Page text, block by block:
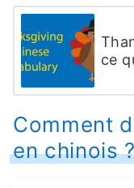
ce
Comment
en chinois